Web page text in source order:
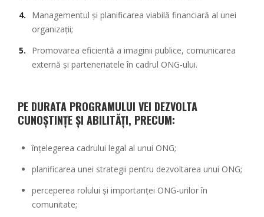
Managementul și planificarea viabilă financiară al unei
organizații;
Promovarea eficientă a imaginii publice, comunicarea
externă și parteneriatele în cadrul ONG-ului.
PE DURATA PROGRAMULUI VEI DEZVOLTA
CUNOȘTINȚE ȘI ABILITĂȚI, PRECUM:
înțelegerea cadrului legal al unui ONG;
planificarea unei strategii pentru dezvoltarea unui ONG;
perceperea rolului și importanței ONG-urilor în
comunitate;